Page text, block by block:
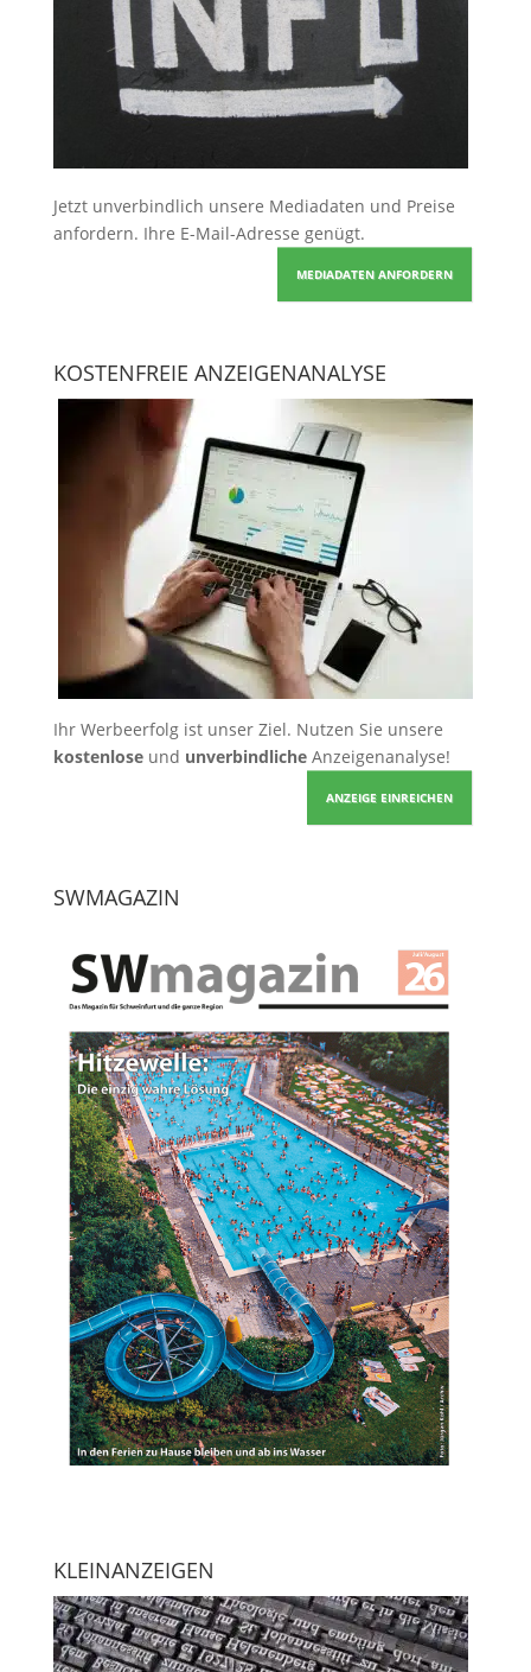
Jetzt unverbindlich unsere Mediadaten und Preise
anfordern. Ihre E-Mail-Adresse genügt.
MEDIADATEN ANFORDERN
KOSTENFREIE ANZEIGENANALYSE
Ihr Werbeerfolg ist unser Ziel. Nutzen Sie unsere
kostenloseund unverbindlicheAnzeigenanalyse!
ANZEIGE EINREICHEN
SWMAGAZIN
KLEINANZEIGEN